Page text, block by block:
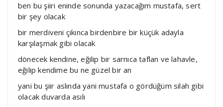
ben bu şiiri eninde sonunda yazacağım mustafa, sert
bir şey olacak
bir merdiveni çıkınca birdenbire bir küçük adayla
karşılaşmak gibi olacak
dönecek kendine, eğilip bir sarnıca taflan ve lahavle,
eğilip kendime bu ne güzel bir an
yani bu şiir aslında yani mustafa o gördüğüm silah gibi
olacak duvarda asılı